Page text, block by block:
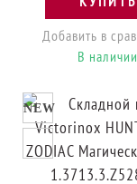
Добавить в
В наличии
NEW